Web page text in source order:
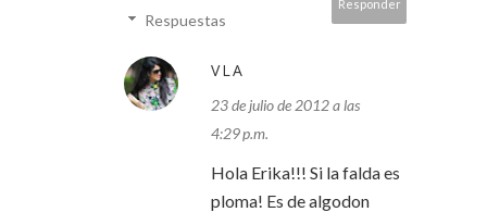
Responder
Respuestas
VLA
23 de julio de 2012 a las
4:29 p.m.
Hola Erika!!! Si la falda es
ploma! Es de algodon